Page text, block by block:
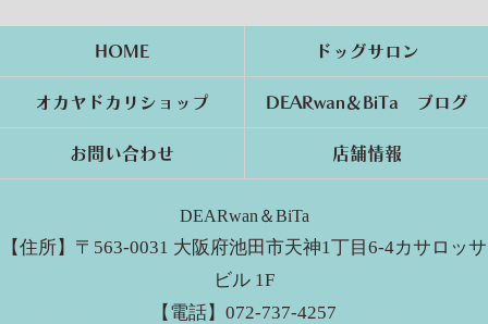
HOME ドッグサロン
オカヤドカリショップ DEARwan＆BiTa ブログ
お問い合わせ 店舗情報
DEARwan＆BiTa
【住所】〒563-0031 大阪府池田市天神1丁目6-4カサロッサ
ビル 1F
【電話】072-737-4257